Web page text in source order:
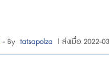
- By tatsapolza | ส่งเมื่อ 2022-